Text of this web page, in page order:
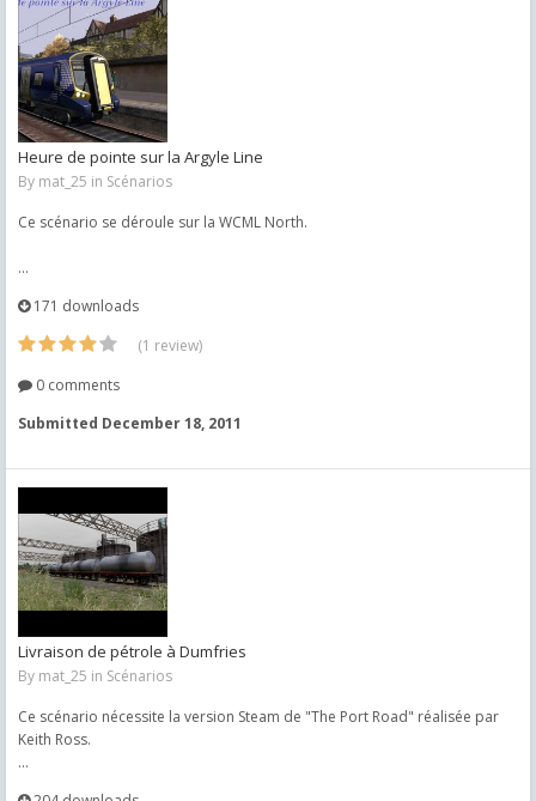
Heure de pointe sur la Argyle Line
By mat_25 in Scénarios
Ce scénario se déroule sur la WCML North.
...
171 downloads
(1 review)
0 comments
Submitted December 18, 2011
Livraison de pétrole à Dumfries
By mat_25 in Scénarios
Ce scénario nécessite la version Steam de "The Port Road" réalisée par
Keith Ross.
...